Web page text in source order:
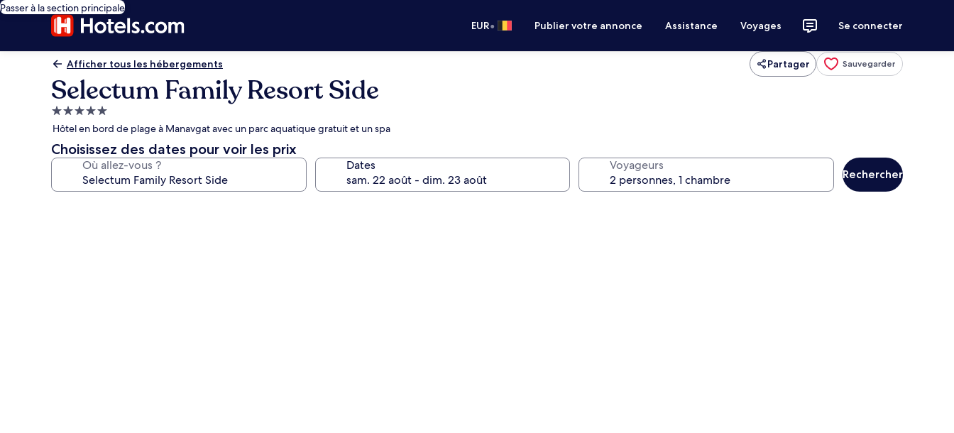
Passer à la section principale
EUR• Publier votre annonce Assistance Voyages Se connecter
Afficher tous les hébergements Partager Sauvegarder
Selectum Family Resort Side
Hébergement
5.0 étoiles
Hôtel en bord de plage à Manavgat avec un parc aquatique gratuit et un spa
Choisissez des dates pour voir les prix
Où allez-vous ? Dates Voyageurs
Rechercher